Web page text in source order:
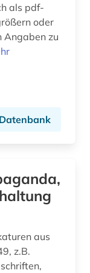
oder
Angaben zu
aus
z.B.